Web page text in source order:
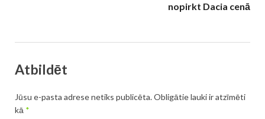
nopirkt Dacia cenā
Atbildēt
Jūsu e-pasta adrese netiks publicēta.Obligātie lauki ir atzīmēti
kā *